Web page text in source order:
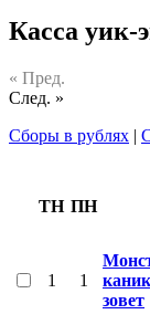
Касса уик-
« Пред.
След. »
Сборы в рублях |
ТН ПН
1 1
зовет